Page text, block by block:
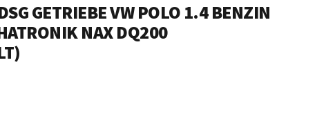
GETRIEBE VW POLO 1.4 BENZIN
NAX DQ200